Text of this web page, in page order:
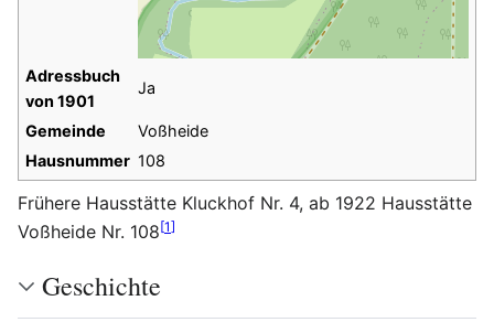
Adressbuch
von 1901
Ja
Gemeinde
Voßheide
Hausnummer 108
Frühere Hausstätte Kluckhof Nr. 4, ab 1922 Hausstätte
Voßheide Nr. 108[1]
Geschichte